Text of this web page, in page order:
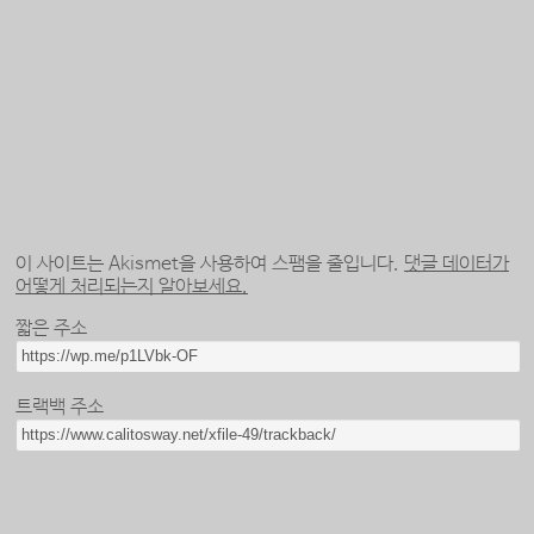
이 사이트는 Akismet을 사용하여 스팸을 줄입니다. 댓글 데이터가
어떻게 처리되는지 알아보세요.
짧은 주소
트랙백 주소